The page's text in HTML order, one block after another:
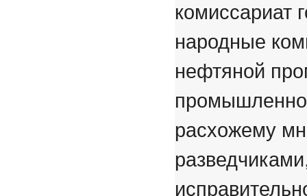
комиссариат
народные
нефтяной
расхожему